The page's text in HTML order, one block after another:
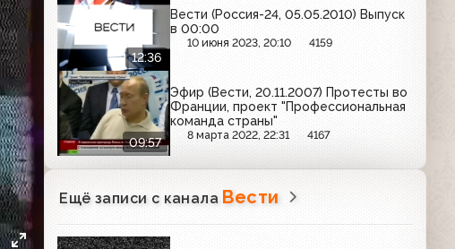
12:36
Вести (Россия-24, 05.05.2010) Выпуск
в 00:00
10 июня 2023, 20:10 4159
09:57
Эфир (Вести, 20.11.2007) Протесты во
Франции, проект "Профессиональная
команда страны"
8 марта 2022, 22:31 4167
Ещё записи с канала Вести